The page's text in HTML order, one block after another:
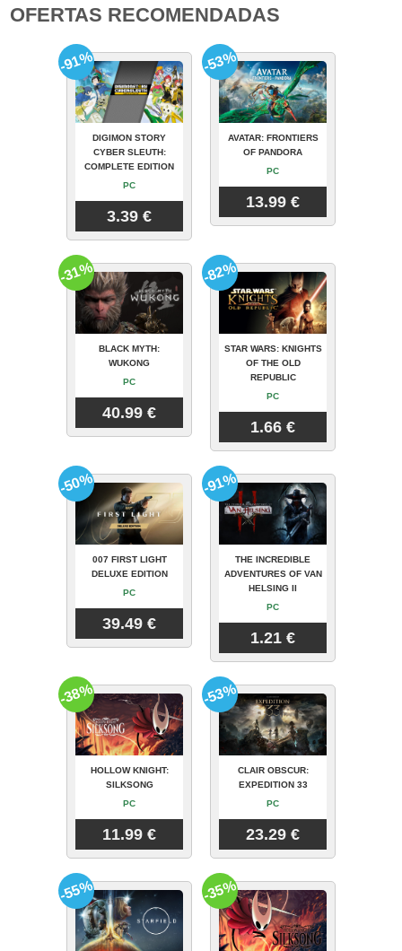
OFERTAS RECOMENDADAS
DIGIMON STORY
CYBER SLEUTH:
COMPLETE EDITION
PC
3.39 €
-91%
AVATAR: FRONTIERS
OF PANDORA
PC
13.99 €
-53%
BLACK MYTH:
WUKONG
PC
40.99 €
-31%
STAR WARS: KNIGHTS
OF THE OLD
REPUBLIC
PC
1.66 €
-82%
007 FIRST LIGHT
DELUXE EDITION
PC
39.49 €
-50%
THE INCREDIBLE
ADVENTURES OF VAN
HELSING II
PC
1.21 €
-91%
HOLLOW KNIGHT:
SILKSONG
PC
11.99 €
-38%
CLAIR OBSCUR:
EXPEDITION 33
PC
23.29 €
-53%
-55% -35%